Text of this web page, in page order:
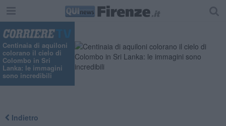
Centinaia di aquiloni
colorano il cielo di
Colombo in Sri
Lanka: le immagini
sono incredibili
Indietro